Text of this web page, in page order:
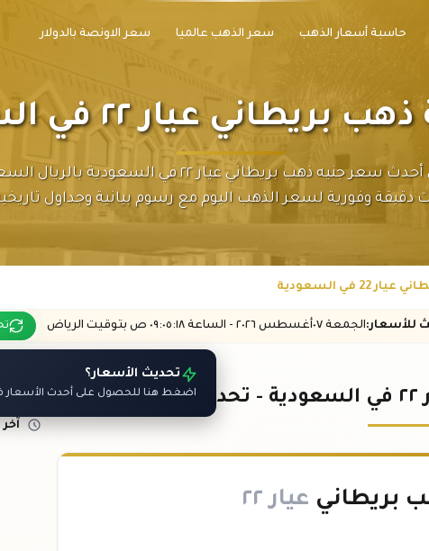
حاسبة أسعار الذهب سعر الذهب عالميا سعر الاونصة بالدولار
عيار ٢٢ في السعودية
احصل على أحدث سعر جنيه ذهب بريطاني عيار ٢٢ في السعودية
دقيقة وفورية لسعر الذهب اليوم مع رسوم بيانية وجداول
في السعودية
للأسعار:الجمعة ٠٧ أغسطس ٢٠٢٦ - الساعة :١٨ ص بتوقيت الرياض
تحديث الأسعار؟
اضغط هنا للحصول على أحدث الأسعار
بريطاني عيار ٢٢